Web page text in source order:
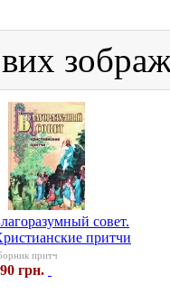
совет.
притчи
притч
грн.